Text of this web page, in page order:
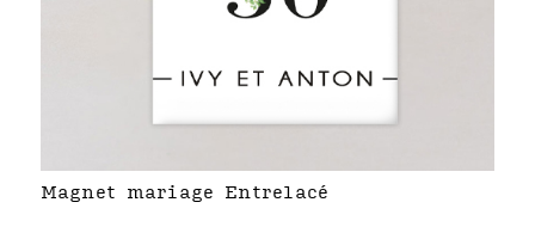
Magnet mariage Entrelacé